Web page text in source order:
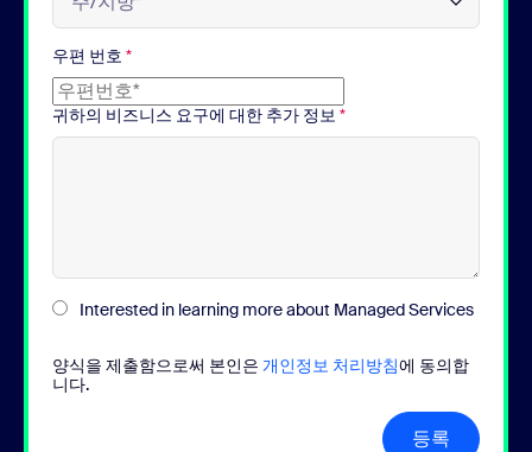
우편 번호 *
귀하의 비즈니스 요구에 대한 추가 정보 *
Interested in learning more about Managed Services
양식을 제출함으로써 본인은 개인정보 처리방침에 동의합
니다.
등록